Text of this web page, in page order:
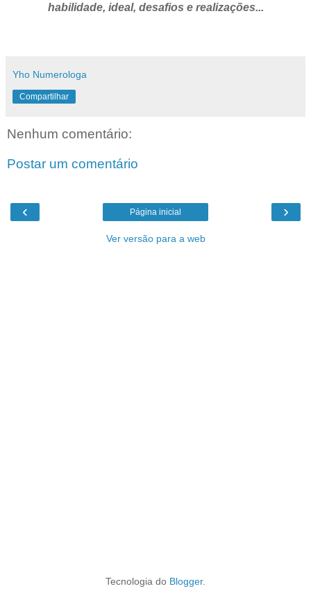
habilidade, ideal, desafios e realizações...
Yho Numerologa
Compartilhar
Nenhum comentário:
Postar um comentário
‹ ›
Página inicial
Ver versão para a web
Tecnologia do Blogger.